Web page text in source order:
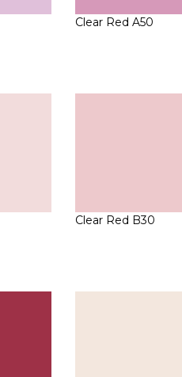
Clear Red A50
Clear Red B30